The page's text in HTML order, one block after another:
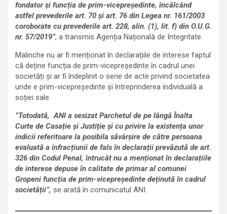
fondator și funcția de prim-vicepreședinte, încălcând
astfel prevederile art. 70 și art. 76 din Legea nr. 161/2003
coroborate cu prevederile art. 228, alin. (1), lit. f) din O.U.G.
nr. 57/2019”, a transmis Agenția Națională de Integritate.
Malinche nu ar fi menționat în declarațiile de interese faptul
că deține funcția de prim-vicepreședinte în cadrul unei
societăți și ar fi îndeplinit o serie de acte privind societatea
unde e prim-vicepreședinte și întreprinderea individuală a
soției sale.
”Totodată, ANI a sesizat Parchetul de pe lângă Înalta
Curte de Casație și Justiție și cu privire la existența unor
indicii referitoare la posibila săvârșire de către persoana
evaluată a infracțiunii de fals în declarații prevăzută de art.
326 din Codul Penal, întrucât nu a menționat în declarațiile
de interese depuse în calitate de primar al comunei
Gropeni funcția de prim-vicepreședinte deținută în cadrul
societății”, se arată în comunicatul ANI.